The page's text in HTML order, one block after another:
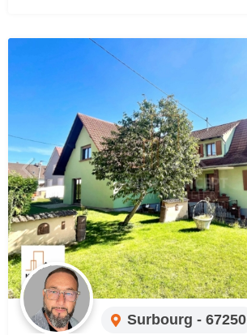
Surbourg - 67250